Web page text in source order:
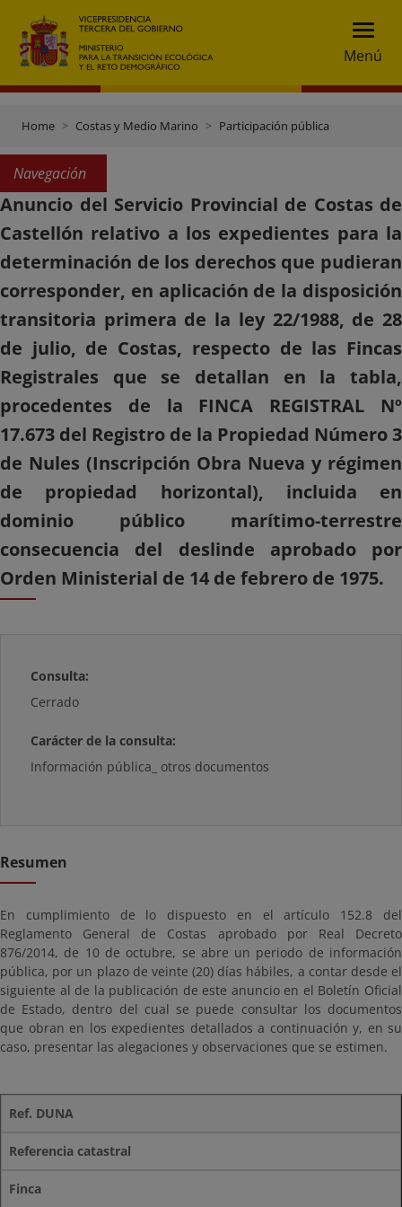
Menú
Home Costas y Medio Marino Participación pública
Navegación
Anuncio del Servicio Provincial de Costas de
Castellón relativo a los expedientes para la
determinación de los derechos que pudieran
corresponder, en aplicación de la disposición
transitoria primera de la ley 22/1988, de 28
de julio, de Costas, respecto de las Fincas
Registrales que se detallan en la tabla,
procedentes de la FINCA REGISTRAL Nº
17.673 del Registro de la Propiedad Número 3
de Nules (Inscripción Obra Nueva y régimen
de propiedad horizontal), incluida en
dominio público marítimo-terrestre
consecuencia del deslinde aprobado por
Orden Ministerial de 14 de febrero de 1975.
Consulta:
Cerrado
Carácter de la consulta:
Información pública_ otros documentos
Resumen
En cumplimiento de lo dispuesto en el artículo 152.8 del
Reglamento General de Costas aprobado por Real Decreto
876/2014, de 10 de octubre, se abre un periodo de información
pública, por un plazo de veinte (20) días hábiles, a contar desde el
siguiente al de la publicación de este anuncio en el Boletín Oficial
de Estado, dentro del cual se puede consultar los documentos
que obran en los expedientes detallados a continuación y, en su
caso, presentar las alegaciones y observaciones que se estimen.
Ref. DUNA
Referencia catastral
Finca